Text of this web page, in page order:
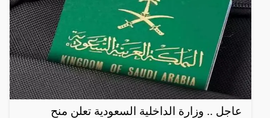
عاجل .. وزارة الداخلية السعودية تعلن منح